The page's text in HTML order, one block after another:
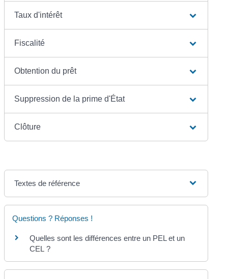
Taux d'intérêt
Fiscalité
Obtention du prêt
Suppression de la prime d'État
Clôture
Textes de référence
Questions ? Réponses !
Quelles sont les différences entre un PEL et un
CEL ?